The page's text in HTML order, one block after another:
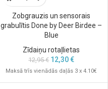
Zobgrauzis un sensorais
grabulītis Done by Deer Birdee –
Blue
Zīdaiņu rotaļlietas
12,95€ 12,30€
Maksā trīs vienādās daļās 3 x 4.10€